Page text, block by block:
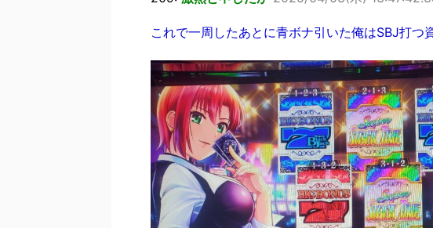
これで一周したあとに青ボナ引いた俺はSBJ打つ